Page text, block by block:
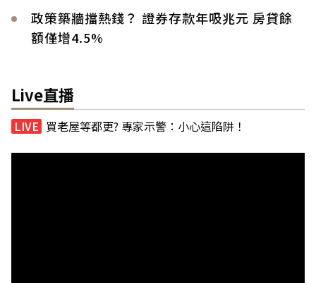
政策築牆擋熱錢？ 證券存款年吸兆元 房貸餘
額僅增4.5%
Live直播
買老屋等都更? 專家示警：小心這陷阱！